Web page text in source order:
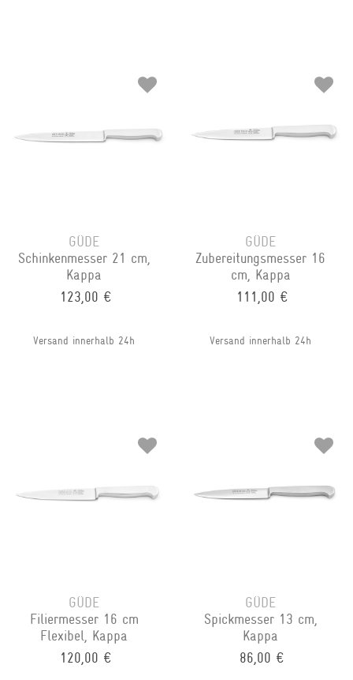
GÜDE
Schinkenmesser 21 cm,
Kappa
123,00 €
Versand innerhalb 24h
GÜDE
Zubereitungsmesser 16
cm, Kappa
111,00 €
Versand innerhalb 24h
GÜDE
Filiermesser 16 cm
Flexibel, Kappa
120,00 €
GÜDE
Spickmesser 13 cm,
Kappa
86,00 €